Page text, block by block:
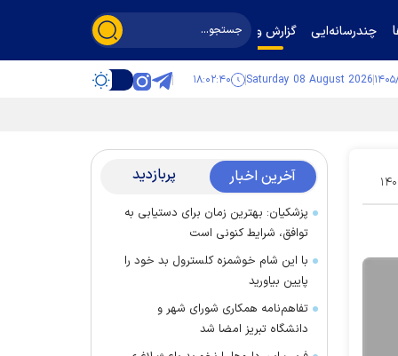
چندرسانه‌ایی گزارش و گفت‌وگو
Saturday 08 August 2026 ۱۸:۰۲:۴۱
۱۷ آخرین اخبار پربازدید
پزشکیان: بهترین زمان برای دستیابی به
توافق، شرایط کنونی است
با این شام خوشمزه کلسترول بد خود را
پایین بیاورید
تفاهم‌نامه همکاری شورای شهر و
دانشگاه تبریز امضا شد